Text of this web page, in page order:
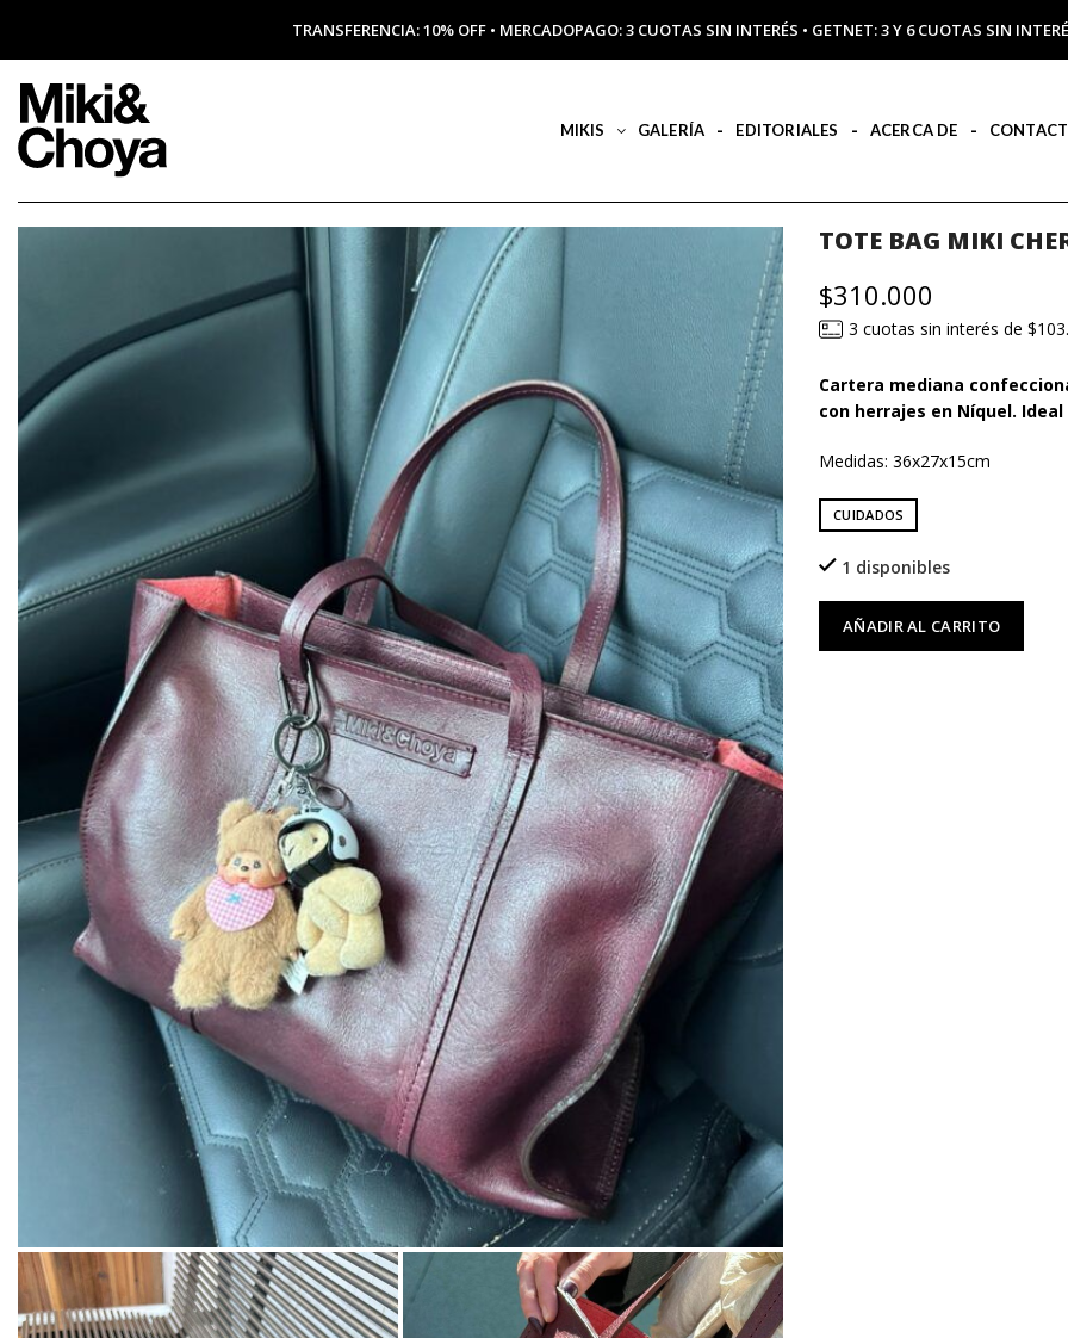
MIKIS GALERÍA EDITORIALES ACERCA DE
TOTE BAG MIKI
$310.000
3 cuotas sin interés de
Cartera mediana
con herrajes en Níquel.
Medidas: 36x27x15cm
CUIDADOS
1 disponibles
AÑADIR AL CARRITO
TRANSFERENCIA: 10% OFF • MERCADOPAGO: 3 CUOTAS SIN INTERÉS • GETNET: 3 Y 6 CUOTAS SIN